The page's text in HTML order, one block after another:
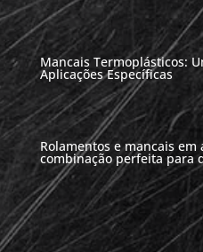
Mancais Termoplásticos:
Aplicações Específicas
Rolamentos e mancais em
combinação perfeita para